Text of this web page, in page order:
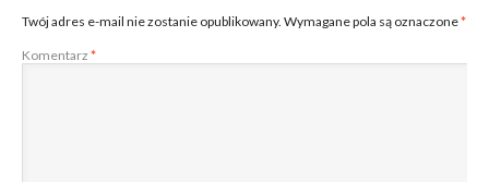
Twój adres e-mail nie zostanie opublikowany. Wymagane pola są oznaczone*
Komentarz *